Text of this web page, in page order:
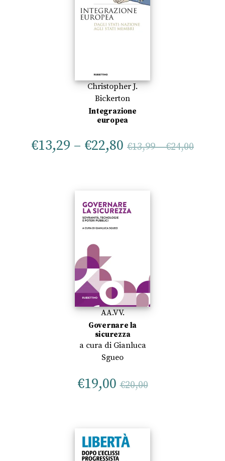
Christopher J.
Bickerton
Integrazione
europea
€13,29 – €22,80 €13,99–€24,00
AA.VV.
Governare la
sicurezza
a cura di Gianluca
Sgueo
€19,00 €20,00